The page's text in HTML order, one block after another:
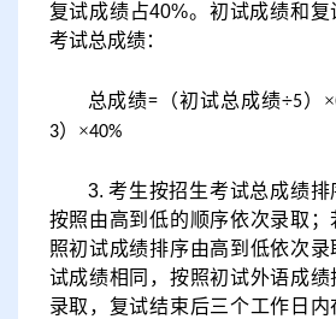
复试成绩占40%。初试成绩和复
考试总成绩：
总成绩= （初试总成绩÷5）
3） ×40%
3. 考生按招生考试总成绩排
按照由高到低的顺序依次录取
照初试成绩排序由高到低依次
试成绩相同，按照初试外语成
录取，复试结束后三个工作日